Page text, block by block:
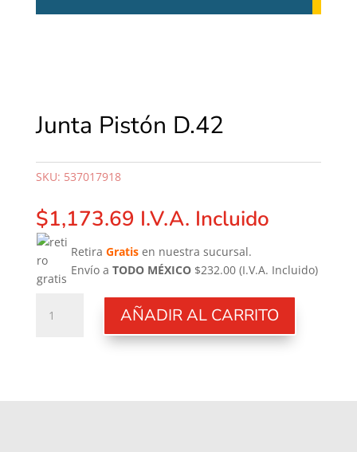
Junta Pistón D.42
SKU: 537017918
$1,173.69 I.V.A. Incluido
Retira Gratisen nuestra sucursal.
Envío a TODO MÉXICO$232.00 (I.V.A. Incluido)
Pistón
AÑADIR AL CARRITO